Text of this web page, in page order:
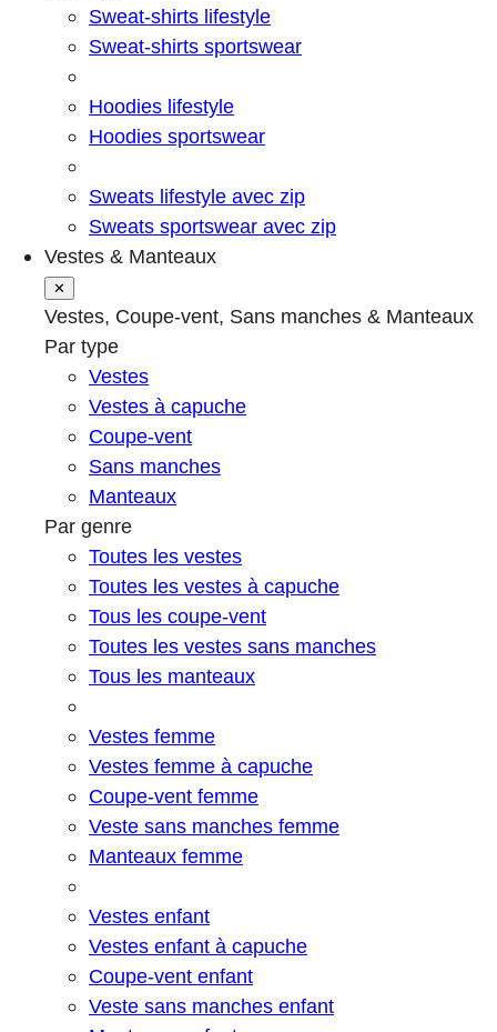
Sweat-shirts lifestyle
Sweat-shirts sportswear
Hoodies lifestyle
Hoodies sportswear
Sweats lifestyle avec zip
Sweats sportswear avec zip
Vestes & Manteaux
✕
Vestes, Coupe-vent, Sans manches & Manteaux
Par type
Vestes
Vestes à capuche
Coupe-vent
Sans manches
Manteaux
Par genre
Toutes les vestes
Toutes les vestes à capuche
Tous les coupe-vent
Toutes les vestes sans manches
Tous les manteaux
Vestes femme
Vestes femme à capuche
Coupe-vent femme
Veste sans manches femme
Manteaux femme
Vestes enfant
Vestes enfant à capuche
Coupe-vent enfant
Veste sans manches enfant